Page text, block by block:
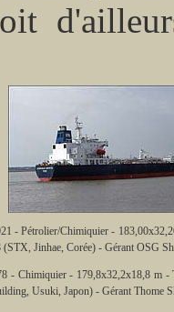
- Pétrolier/Chimiquier -
Jinhae, Corée) - Gérant OSG
- Chimiquier - 179,8x32,2x18,8
Usuki, Japon) - Gérant Thome